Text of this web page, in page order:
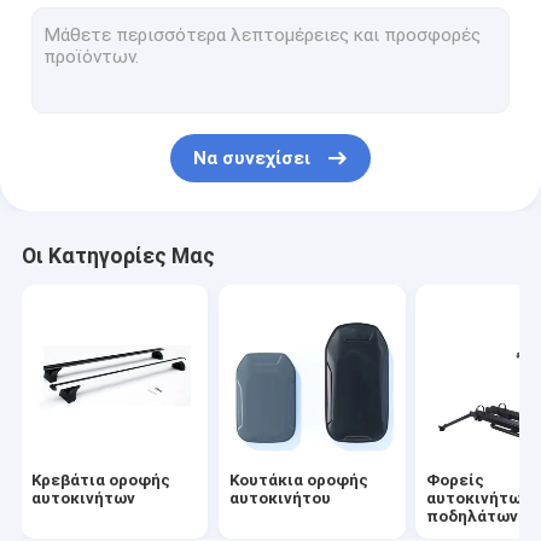
Καμπινγκ αυτοκινήτου
Άλλα αξεσουάρ
Να συνεχίσει
Οι Κατηγορίες Μας
Κρεβάτια οροφής
αυτοκινήτων
Κουτάκια οροφής
αυτοκινήτου
Φορείς
αυτοκινήτων
ποδηλάτων